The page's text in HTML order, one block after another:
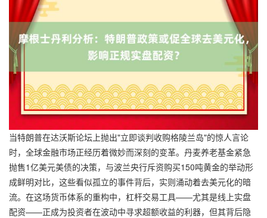
当特朗普在达沃斯论坛上抛出"立即谈判收购格陵兰岛"的惊人言论
时，全球金融市场正经历着微妙而深刻的变革。丹麦养老基金紧急
抛售1亿美元美债的决策，与波兰央行斥资购买150吨黄金的举动形
成鲜明对比，这些看似孤立的事件背后，实则涌动着去美元化的暗
流。在这场货币体系的重构中，杠杆交易工具——尤其是线上实盘
配资——正成为投资者在波动中寻求超额收益的利器，但其背后隐